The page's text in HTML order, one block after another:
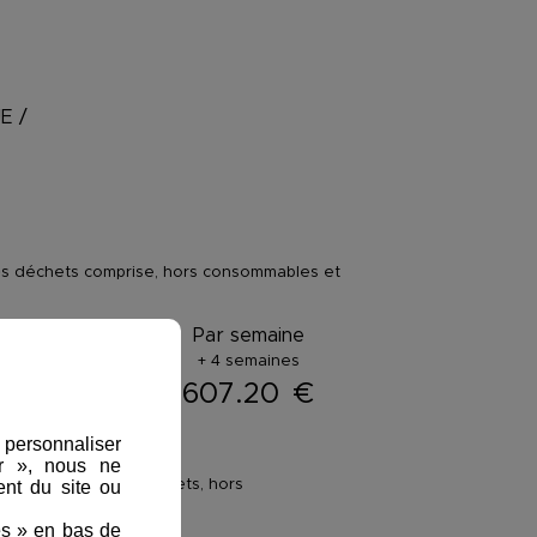
/
déchets comprise, hors consommables et
Par semaine
+ 4 semaines
607.20 €
traitement des déchets, hors
personnaliser
», nous ne
du site ou
» en bas de